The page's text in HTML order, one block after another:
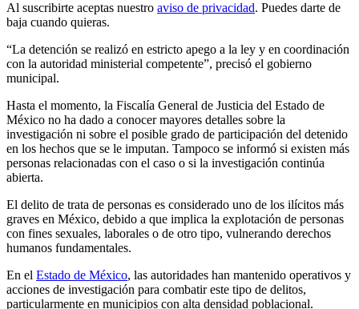
Al suscribirte aceptas nuestro aviso de privacidad. Puedes darte de
baja cuando quieras.
“La detención se realizó en estricto apego a la ley y en coordinación
con la autoridad ministerial competente”, precisó el gobierno
municipal.
Hasta el momento, la Fiscalía General de Justicia del Estado de
México no ha dado a conocer mayores detalles sobre la
investigación ni sobre el posible grado de participación del detenido
en los hechos que se le imputan. Tampoco se informó si existen más
personas relacionadas con el caso o si la investigación continúa
abierta.
El delito de trata de personas es considerado uno de los ilícitos más
graves en México, debido a que implica la explotación de personas
con fines sexuales, laborales o de otro tipo, vulnerando derechos
humanos fundamentales.
En el Estado de México, las autoridades han mantenido operativos y
acciones de investigación para combatir este tipo de delitos,
particularmente en municipios con alta densidad poblacional.